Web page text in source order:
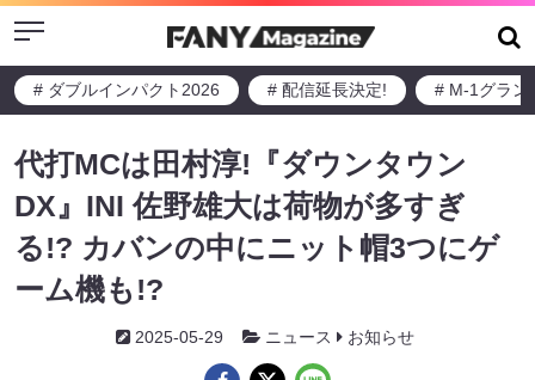
Menu
# ダブルインパクト2026 # 配信延長決定! # M-1グラン
代打MCは田村淳!『ダウンタウン
DX』INI 佐野雄大は荷物が多すぎ
る!? カバンの中にニット帽3つにゲ
ーム機も!?
2025-05-29 ニュース お知らせ